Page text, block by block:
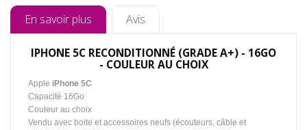
En savoir plus Avis
IPHONE 5C RECONDITIONNÉ (GRADE A+) - 16GO
- COULEUR AU CHOIX
Apple iPhone 5C
Capacité 16Go
Couleur au choix
Vendu avec boite et accessoires neufs (écouteurs, câble et